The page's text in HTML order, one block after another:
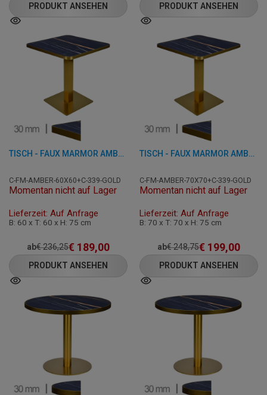
PRODUKT ANSEHEN PRODUKT ANSEHEN
TISCH - FAUX MARMOR AMBER - 60X60 CM
C-FM-AMBER-60X60+C-339-GOLD
Momentan nicht auf Lager
Lieferzeit: Auf Anfrage
B: 60 x T: 60 x H: 75 cm
ab€236,25€ 189,00
PRODUKT ANSEHEN
TISCH - FAUX MARMOR AMBER - 70X70 CM
C-FM-AMBER-70X70+C-339-GOLD
Momentan nicht auf Lager
Lieferzeit: Auf Anfrage
B: 70 x T: 70 x H: 75 cm
ab€248,75€ 199,00
PRODUKT ANSEHEN